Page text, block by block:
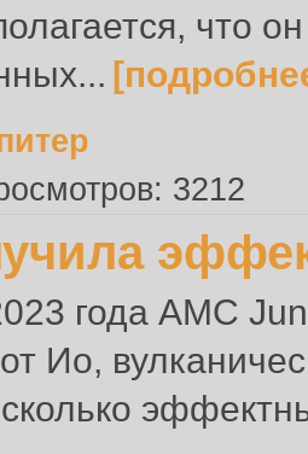
что
3212
года АМС
Ио,